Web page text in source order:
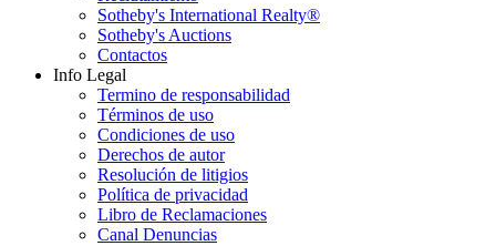
Sotheby's International Realty®
Sotheby's Auctions
Contactos
Info Legal
Termino de responsabilidad
Términos de uso
Condiciones de uso
Derechos de autor
Resolución de litigios
Política de privacidad
Libro de Reclamaciones
Canal Denuncias